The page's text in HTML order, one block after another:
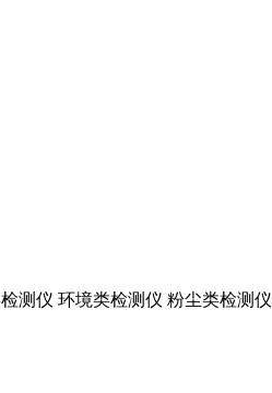
仪 环境类检测仪 粉尘类检测仪